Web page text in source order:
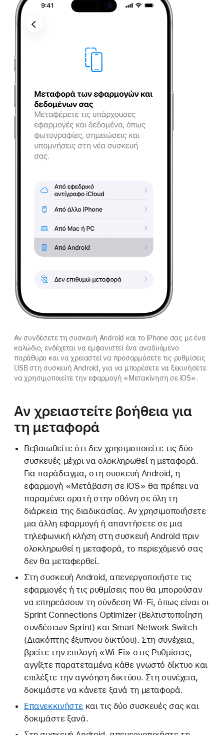
Αν συνδέσετε τη συσκευή Android και το iPhone σας με ένα
καλώδιο, ενδέχεται να εμφανιστεί ένα αναδυόμενο
παράθυρο και να χρειαστεί να προσαρμόσετε τις ρυθμίσεις
USB στη συσκευή Android, για να μπορέσετε να ξεκινήσετε
να χρησιμοποιείτε την εφαρμογή «Μετακίνηση σε iOS».
Αν χρειαστείτε βοήθεια για
τη μεταφορά
Βεβαιωθείτε ότι δεν χρησιμοποιείτε τις δύο
συσκευές μέχρι να ολοκληρωθεί η μεταφορά.
Για παράδειγμα, στη συσκευή Android, η
εφαρμογή «Μετάβαση σε iOS» θα πρέπει να
παραμένει ορατή στην οθόνη σε όλη τη
διάρκεια της διαδικασίας. Αν χρησιμοποιήσετε
μια άλλη εφαρμογή ή απαντήσετε σε μια
τηλεφωνική κλήση στη συσκευή Android πριν
ολοκληρωθεί η μεταφορά, το περιεχόμενό σας
δεν θα μεταφερθεί.
Στη συσκευή Android, απενεργοποιήστε τις
εφαρμογές ή τις ρυθμίσεις που θα μπορούσαν
να επηρεάσουν τη σύνδεση Wi-Fi, όπως είναι οι
Sprint Connections Optimizer (Βελτιστοποίηση
συνδέσεων Sprint) και Smart Network Switch
(Διακόπτης έξυπνου δικτύου). Στη συνέχεια,
βρείτε την επιλογή «Wi-Fi» στις Ρυθμίσεις,
αγγίξτε παρατεταμένα κάθε γνωστό δίκτυο και
επιλέξτε την αγνόηση δικτύου. Στη συνέχεια,
δοκιμάστε να κάνετε ξανά τη μεταφορά.
Επανεκκινήστε και τις δύο συσκευές σας και
δοκιμάστε ξανά.